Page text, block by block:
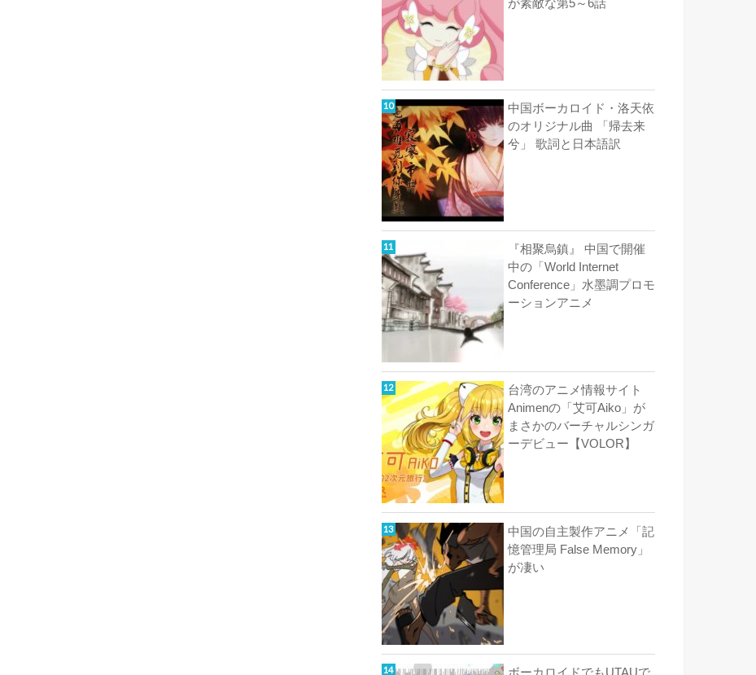
が素敵な第5～6話
中国ボーカロイド・洛天依
のオリジナル曲 「帰去来
兮」 歌詞と日本語訳
『相聚烏鎮』 中国で開催
中の「World Internet
Conference」水墨調プロモ
ーションアニメ
台湾のアニメ情報サイト
Animenの「艾可Aiko」が
まさかのバーチャルシンガ
ーデビュー【VOLOR】
中国の自主製作アニメ「記
憶管理局 False Memory」
が凄い
ボーカロイドでもUTAUで